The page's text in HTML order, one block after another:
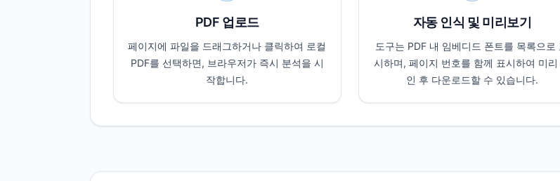
PDF 업로드
페이지에 파일을 드래그하거나 클릭하여 로컬
PDF를 선택하면, 브라우저가 즉시 분석을 시
작합니다.
자동 인식 및 미리보기
도구는 PDF 내 임베디드 폰트를 목록으로
시하며, 페이지 번호를 함께 표시하여 미리
인 후 다운로드할 수 있습니다.